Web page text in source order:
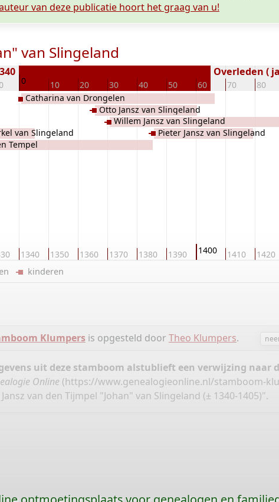
van deze publicatie hoort het graag van u!
van Slingeland
0 10 20 30 40 50 60 70 80
Overleden (
1340 1350 1360 1370 1380 1390 1400 1410 1420
van Slingeland
Tempel
Catharina van Drongelen
Otto Jansz van Slingeland
Willem Jansz van Slingeland
Pieter Jansz van Slingeland
kinderen
Klumpersis opgesteld door Theo Klumpers.
uit deze stamboom alstublieft een verwijzing naar
Online (https://www.genealogieonline.nl/stamboom-
Jansz van den Tijmpel "Johan" van Slingeland (± 1340-1405)".